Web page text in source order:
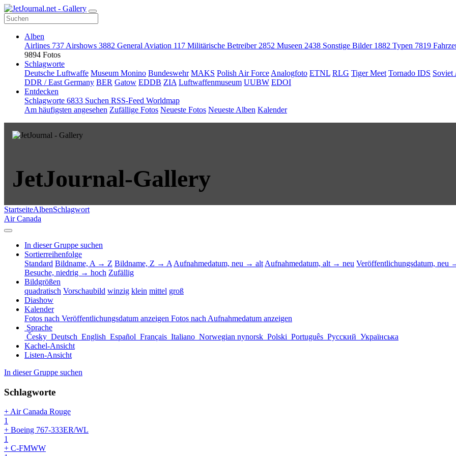
Alben
Airlines 737 Airshows 3882 General Aviation 117 Militärische Betreiber 2852 Museen 2438 Sonstige Bilder 1882 Typen 7819
9894 Fotos
Schlagworte
Deutsche Luftwaffe Museum Monino Bundeswehr MAKS Polish Air Force Analogfoto ETNL RLG Tiger Meet Tornado IDS Soviet
DDR / East Germany BER Gatow EDDB ZIA Luftwaffenmuseum UUBW EDOI
Entdecken
Schlagworte 6833 Suchen RSS-Feed Worldmap
Am häufigsten angesehen Zufällige Fotos Neueste Fotos Neueste Alben Kalender
JetJournal-Gallery
StartseiteAlbenSchlagwort
Air Canada
In dieser Gruppe suchen
Sortierreihenfolge
Standard Bildname, A → Z Bildname, Z → A Aufnahmedatum, neu → alt Aufnahmedatum, alt → neu Veröffentlichungsdatum, neu
Besuche, niedrig → hoch Zufällig
Bildgrößen
quadratisch Vorschaubild winzig klein mittel groß
Diashow
Kalender
Fotos nach Veröffentlichungsdatum anzeigen Fotos nach Aufnahmedatum anzeigen
Sprache
Česky Deutsch English Español Français Italiano Norwegian nynorsk Polski Português Русский Українська
Kachel-Ansicht
Listen-Ansicht
In dieser Gruppe suchen
Schlagworte
+ Air Canada Rouge
1
+ Boeing 767-333ER/WL
1
+ C-FMWW